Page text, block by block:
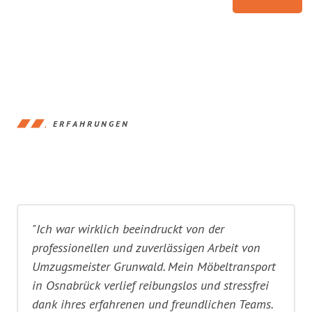
ERFAHRUNGEN
"Ich war wirklich beeindruckt von der
professionellen und zuverlässigen Arbeit von
Umzugsmeister Grunwald. Mein Möbeltransport
in Osnabrück verlief reibungslos und stressfrei
dank ihres erfahrenen und freundlichen Teams.